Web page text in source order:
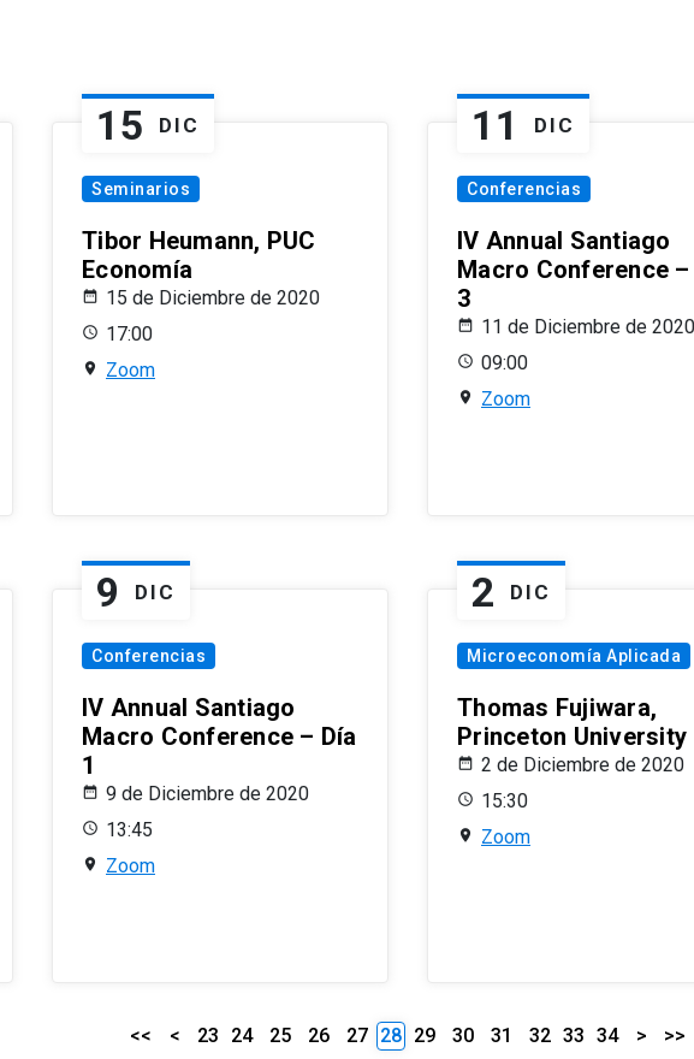
15 DIC
Seminarios
Tibor Heumann, PUC
Economía
15 de Diciembre de 2020
17:00
Zoom
11 DIC
Conferencias
IV Annual Santiago
Macro Conference –
3
11 de Diciembre de 2020
09:00
Zoom
9 DIC
Conferencias
IV Annual Santiago
Macro Conference – Día
1
9 de Diciembre de 2020
13:45
Zoom
2 DIC
Microeconomía Aplicada
Thomas Fujiwara,
Princeton University
2 de Diciembre de 2020
15:30
Zoom
<< < 23 24 25 26 27 28 29 30 31 32 33 34 > >>